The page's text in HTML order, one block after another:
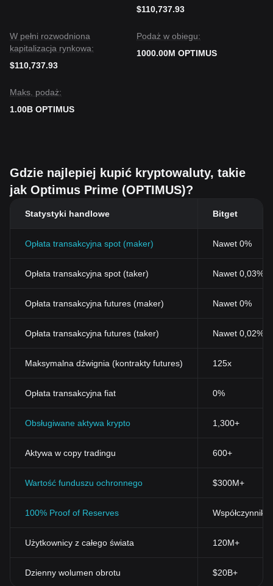
$110,737.93
W pełni rozwodniona
kapitalizacja rynkowa:
$110,737.93
Podaż w obiegu:
1000.00M OPTIMUS
Maks. podaż:
1.00B OPTIMUS
Gdzie najlepiej kupić kryptowaluty, takie
jak Optimus Prime (OPTIMUS)?
Statystyki handlowe Bitget
Opłata transakcyjna spot (maker) Nawet 0%
Opłata transakcyjna spot (taker) Nawet 0,03%
Opłata transakcyjna futures (maker) Nawet 0%
Opłata transakcyjna futures (taker) Nawet 0,02%
Maksymalna dźwignia (kontrakty futures) 125x
Opłata transakcyjna fiat 0%
Obsługiwane aktywa krypto 1,300+
Aktywa w copy tradingu 600+
Wartość funduszu ochronnego $300M+
100% Proof of Reserves Współczynnik
Użytkownicy z całego świata 120M+
Dzienny wolumen obrotu $20B+